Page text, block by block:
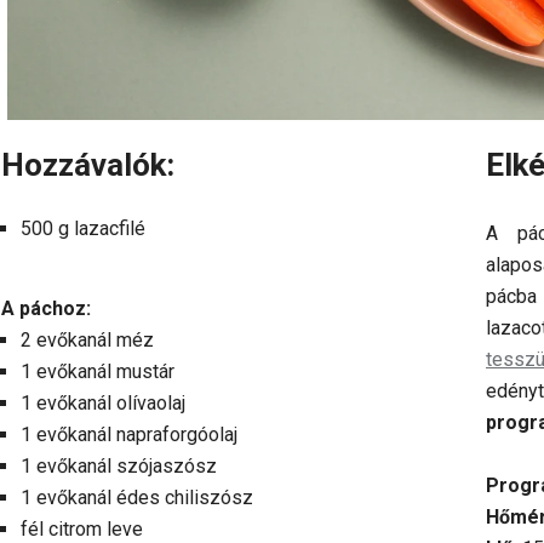
Hozzávalók:
500 g lazacfilé
A páchoz:
2 evőkanál méz
1 evőkanál mustár
1 evőkanál olívaolaj
1 evőkanál napraforgóolaj
1 evőkanál szójaszósz
1 evőkanál édes chiliszósz
fél citrom leve
A